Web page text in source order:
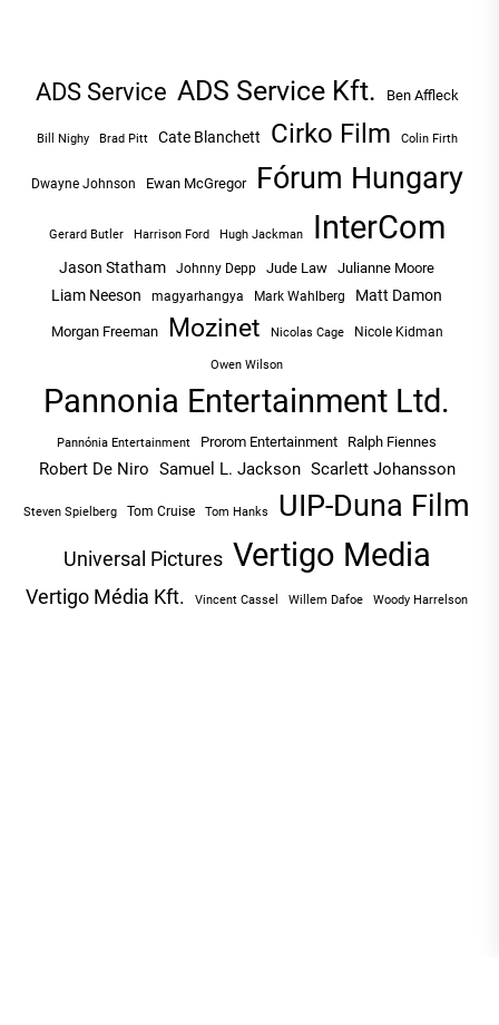
ADS Service ADS Service Kft. Ben Affleck
Bill Nighy Brad Pitt Cate Blanchett Cirko Film Colin Firth
Dwayne Johnson Ewan McGregor Fórum Hungary
Gerard Butler Harrison Ford Hugh Jackman InterCom
Jason Statham Johnny Depp Jude Law Julianne Moore
Liam Neeson magyarhangya Mark Wahlberg Matt Damon
Morgan Freeman Mozinet Nicolas Cage Nicole Kidman
Owen Wilson
Pannonia Entertainment Ltd.
Pannónia Entertainment Prorom Entertainment Ralph Fiennes
Robert De Niro Samuel L. Jackson Scarlett Johansson
Steven Spielberg Tom Cruise Tom Hanks UIP-Duna Film
Universal Pictures Vertigo Media
Vertigo Média Kft. Vincent Cassel Willem Dafoe Woody Harrelson